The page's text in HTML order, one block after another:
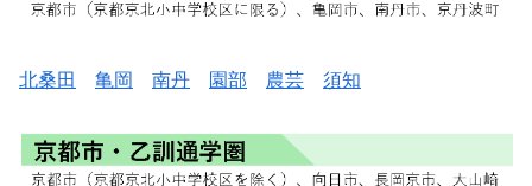
北桑田 亀岡 南丹 園部 農芸 須知